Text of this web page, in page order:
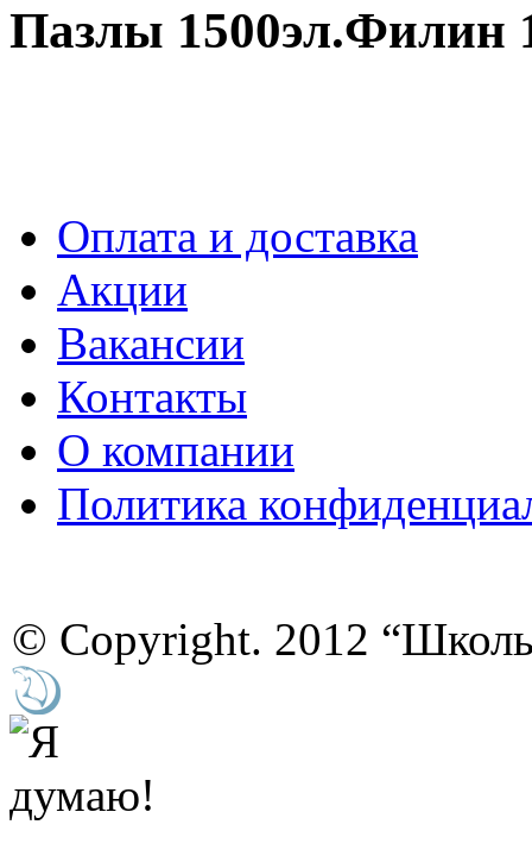
Пазлы 1500эл.Филин
Оплата и доставка
Акции
Вакансии
Контакты
О компании
Политика
© Copyright. 2012